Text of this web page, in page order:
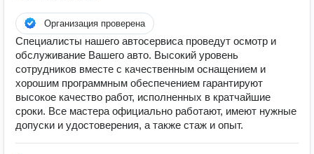
Организация проверена
Специалисты нашего автосервиса проведут осмотр и
обслуживание Вашего авто. Высокий уровень
сотрудников вместе с качественным оснащением и
хорошим программным обеспечением гарантируют
высокое качество работ, исполненных в кратчайшие
сроки. Все мастера официально работают, имеют нужные
допуски и удостоверения, а также стаж и опыт.